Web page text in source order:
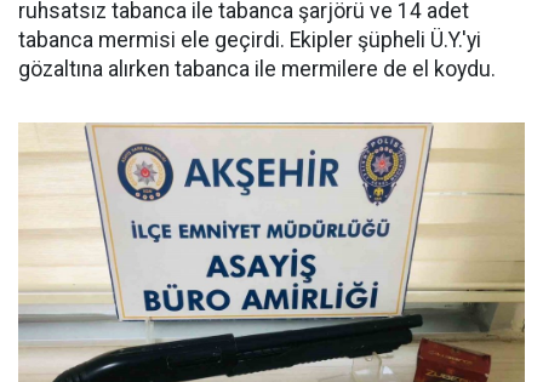
ruhsatsız tabanca ile tabanca şarjörü ve 14 adet
tabanca mermisi ele geçirdi. Ekipler şüpheli Ü.Y.'yi
gözaltına alırken tabanca ile mermilere de el koydu.